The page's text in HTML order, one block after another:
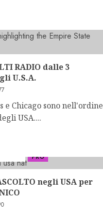
RADIO dalle 3
U.S.A.
e Chicago sono nell'ordine
USA....
PRO
negli USA per